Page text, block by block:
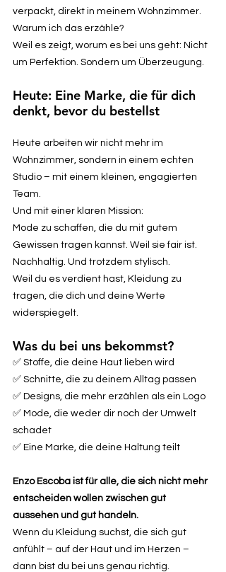
verpackt, direkt in meinem Wohnzimmer.
Warum ich das erzähle?
Weil es zeigt, worum es bei uns geht: Nicht
um Perfektion. Sondern um Überzeugung.
Heute: Eine Marke, die für dich
denkt, bevor du bestellst
Heute arbeiten wir nicht mehr im
Wohnzimmer, sondern in einem echten
Studio – mit einem kleinen, engagierten
Team.
Und mit einer klaren Mission:
Mode zu schaffen, die du mit gutem
Gewissen tragen kannst. Weil sie fair ist.
Nachhaltig. Und trotzdem stylisch.
Weil du es verdient hast, Kleidung zu
tragen, die dich und deine Werte
widerspiegelt.
Was du bei uns bekommst?
✅ Stoffe, die deine Haut lieben wird
✅ Schnitte, die zu deinem Alltag passen
✅ Designs, die mehr erzählen als ein Logo
✅ Mode, die weder dir noch der Umwelt
schadet
✅ Eine Marke, die deine Haltung teilt
Enzo Escoba ist für alle, die sich nicht mehr
entscheiden wollen zwischen gut
aussehen und gut handeln.
Wenn du Kleidung suchst, die sich gut
anfühlt – auf der Haut und im Herzen –
dann bist du bei uns genau richtig.